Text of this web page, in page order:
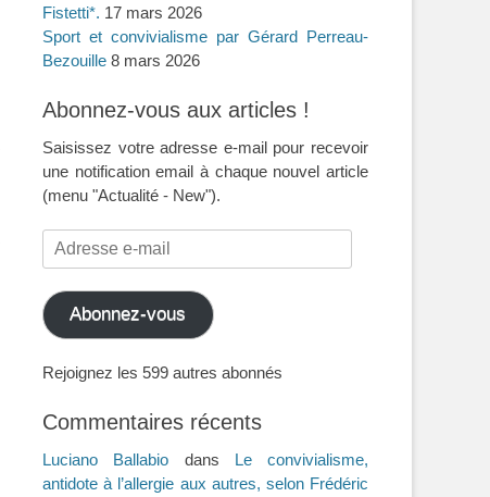
Fistetti*. 17 mars 2026
Sport et convivialisme par Gérard Perreau-
Bezouille 8 mars 2026
Abonnez-vous aux articles !
Saisissez votre adresse e-mail pour recevoir
une notification email à chaque nouvel article
(menu "Actualité - New").
Adresse
e-
mail
Abonnez-vous
Rejoignez les 599 autres abonnés
Commentaires récents
Luciano Ballabio dans Le convivialisme,
antidote à l’allergie aux autres, selon Frédéric